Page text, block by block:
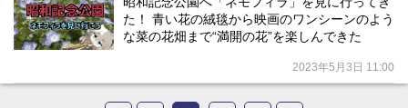
た！ 青い花の絨毯から映画のワンシーンのよう
な菜の花畑まで“満開の花”を楽しんできた
2023年5月3日 11:00